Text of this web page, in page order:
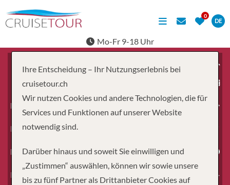
DE
Mo-Fr 9-18 Uhr
Erwachsene
Kinder
Dauer
Reiseart
Ihre Entscheidung – Ihr Nutzungserlebnis bei
cruisetour.ch
Wir nutzen Cookies und andere Technologien, die für
Services und Funktionen auf unserer Website
notwendig sind.
Darüber hinaus und soweit Sie einwilligen und
„Zustimmen“ auswählen, können wir sowie unsere
bis zu fünf Partner als Drittanbieter Cookies auf